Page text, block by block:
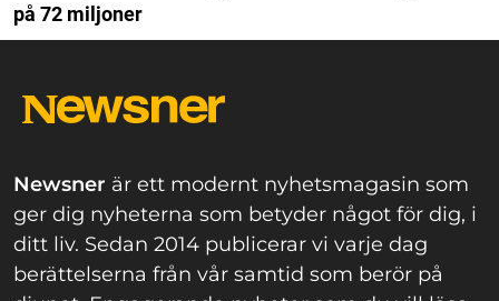
på 72 miljoner
Newsner är ett modernt nyhetsmagasin som
ger dig nyheterna som betyder något för dig, i
ditt liv. Sedan 2014 publicerar vi varje dag
berättelserna från vår samtid som berör på